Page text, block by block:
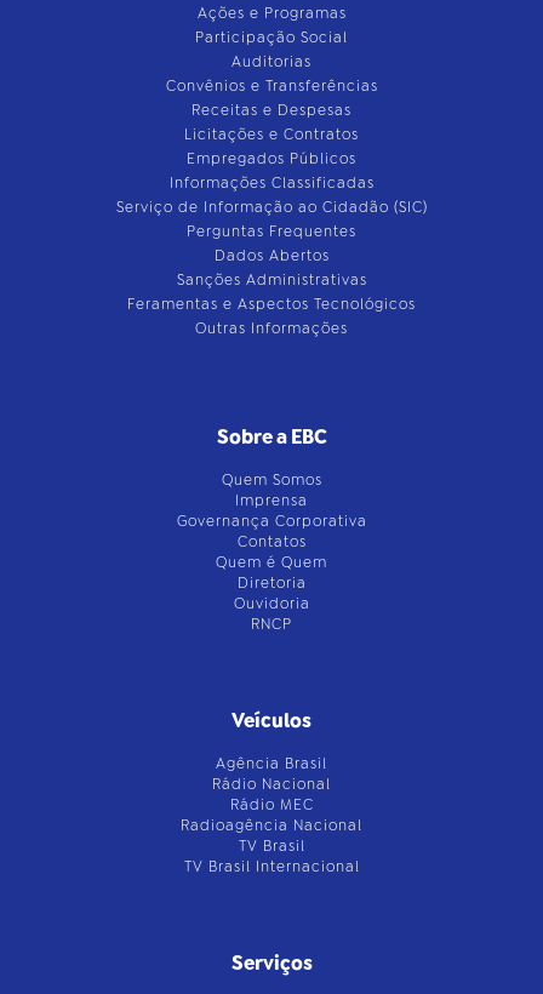
Ações e Programas
Participação Social
Auditorias
Convênios e Transferências
Receitas e Despesas
Licitações e Contratos
Empregados Públicos
Informações Classificadas
Serviço de Informação ao Cidadão (SIC)
Perguntas Frequentes
Dados Abertos
Sanções Administrativas
Feramentas e Aspectos Tecnológicos
Outras Informações
Sobre a EBC
Quem Somos
Imprensa
Governança Corporativa
Contatos
Quem é Quem
Diretoria
Ouvidoria
RNCP
Veículos
Agência Brasil
Rádio Nacional
Rádio MEC
Radioagência Nacional
TV Brasil
TV Brasil Internacional
Serviços